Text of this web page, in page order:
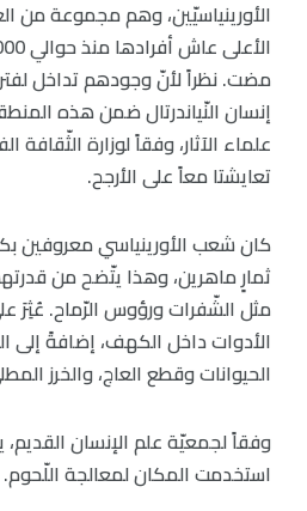
الأورينياسيّين، وهم مجموعة من
مضت. نظراً لأنّ وجودهم تداخل
إنسان النّياندرتال ضمن هذه
علماء الآثار، وفقاً لوزارة
تعايشتا معاً على الأرجح.
كان شعب الأورينياسي معروفين
ثمارٍ ماهرين، وهذا يتّضح من
مثل الشّفرات ورؤوس الرّماح.
الأدوات داخل الكهف، إضافةً إلى
الحيوانات وقطع العاج، والخرز
وفقاً لجمعيّة علم الإنسان
استخدمت المكان لمعالجة اللّحوم.